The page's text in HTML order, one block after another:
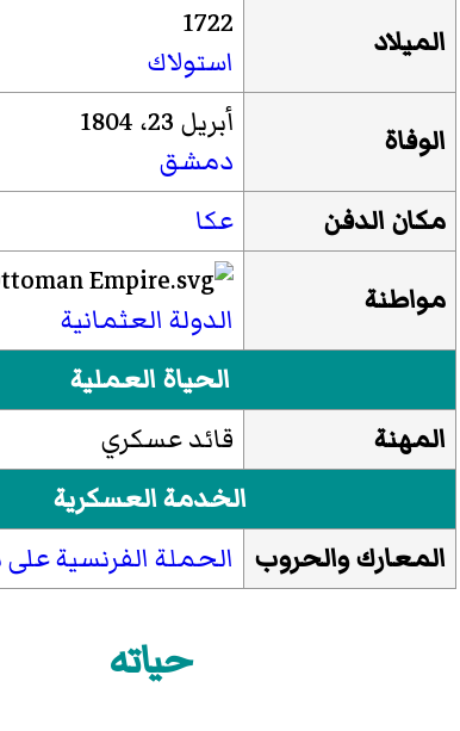
الميلاد
1722
استولاك
الوفاة
أبريل 23، 1804
دمشق
مكان الدفن
عكا
مواطنة
الدولة العثمانية
الحياة العملية
المهنة
قائد عسكري
الخدمة العسكرية
المعارك والحروب
الحملة الفرنسية
حياته